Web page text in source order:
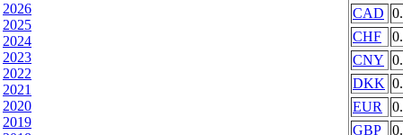
2026
2025
2024
2023
2022
2021
2020
2019
CAD
CHF
CNY
DKK
EUR
GBP